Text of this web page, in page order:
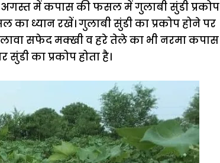
में कपास की फसल में गुलाबी सुंडी प्रकोप
ध्यान रखें। गुलाबी सुंडी का प्रकोप होने पर
सफेद मक्खी व हरे तेले का भी नरमा कपास
सुंडी का प्रकोप होता है।